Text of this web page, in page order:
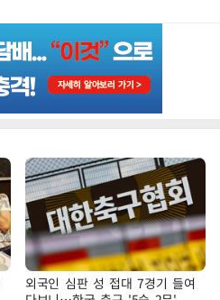
외국인 심판 성 접대 7경기 들여